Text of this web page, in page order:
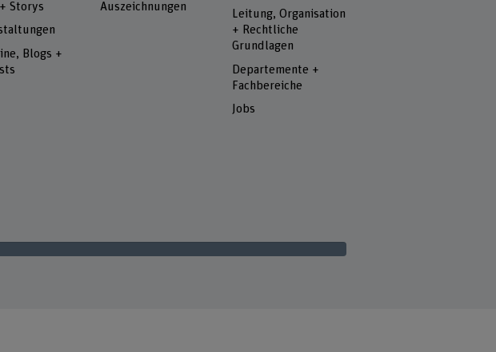
Storys
Blogs +
Auszeichnungen
Leitung, Organisation
+ Rechtliche
Grundlagen
Departemente +
Fachbereiche
Jobs